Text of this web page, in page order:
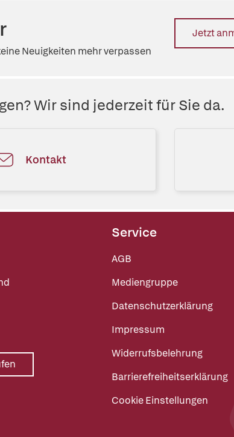
Neuigkeiten mehr verpassen
Jetzt
Wir sind jederzeit für Sie da.
Kontakt
Service
AGB
Mediengruppe
Datenschutzerklärung
Impressum
Widerrufsbelehrung
Barrierefreiheitserklärung
Cookie Einstellungen